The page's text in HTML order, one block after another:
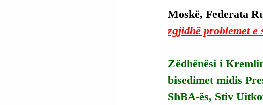
Moskë, Federata
zgjidhë problemet e
Zëdhënësi i
bisedimet midis
ShBA-ës, Stiv